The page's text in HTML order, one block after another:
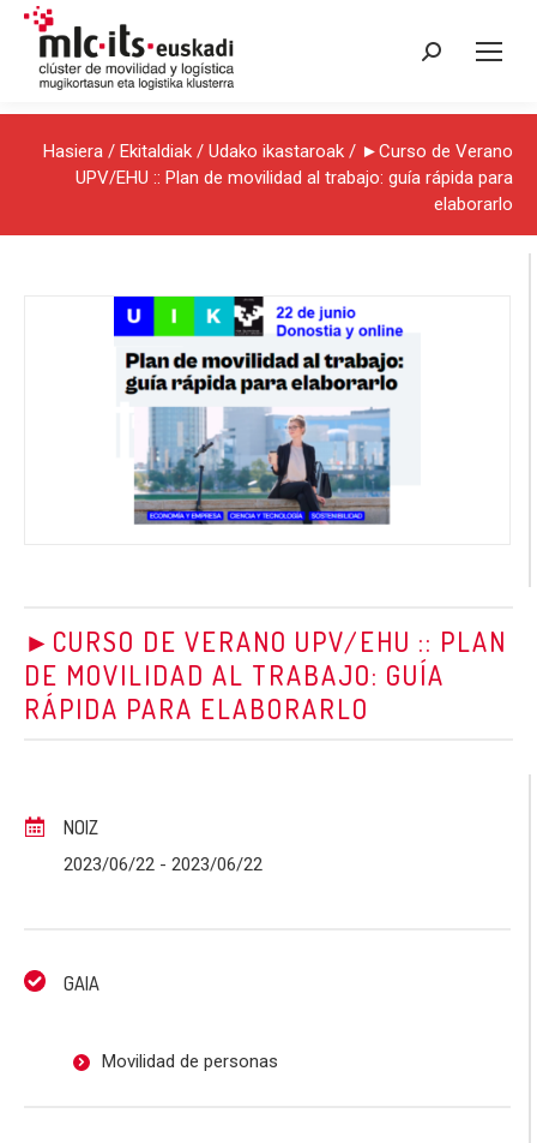
Search:
Hasiera / Ekitaldiak / Udako ikastaroak / ►Curso de Verano
UPV/EHU :: Plan de movilidad al trabajo: guía rápida para
elaborarlo
►CURSO DE VERANO UPV/EHU :: PLAN
DE MOVILIDAD AL TRABAJO: GUÍA
RÁPIDA PARA ELABORARLO
NOIZ
2023/06/22 - 2023/06/22
GAIA
Movilidad de personas